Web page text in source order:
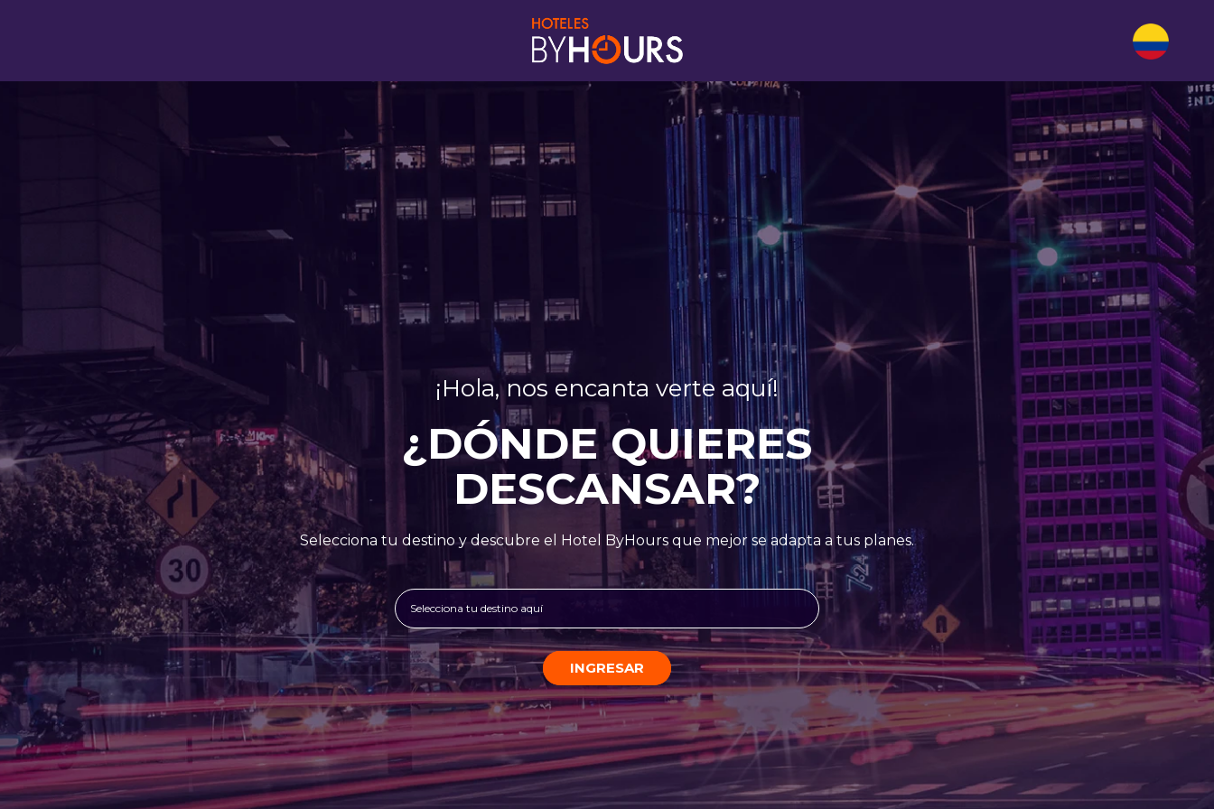
¡Hola, nos encanta verte aquí!
¿DÓNDE QUIERES
DESCANSAR?
Selecciona tu destino y descubre el Hotel ByHours que mejor se adapta a tus planes.
Selecciona tu destino aquí
INGRESAR